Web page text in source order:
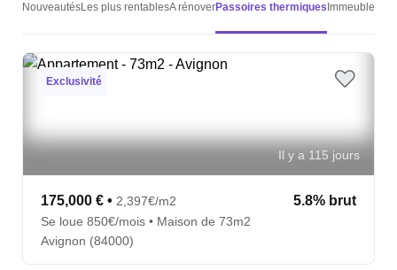
NouveautésLes plus rentablesA rénoverPassoires thermiques Immeubles
Exclusivité
Il y a 115 jours
175,000 € • 2,397€/m2 5.8% brut
Se loue 850€/mois • Maison de 73m2
Avignon (84000)